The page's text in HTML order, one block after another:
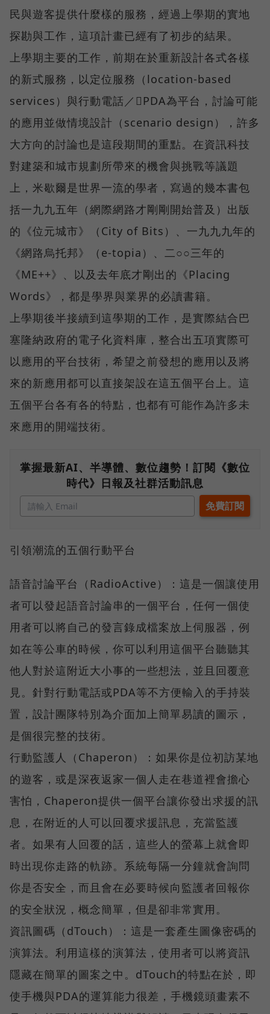
民與遊客提供什麼樣的服務，經過上學期的實地
探勘與工作，這項計畫已經有了初步的結果。
上學期主要的工作，前期在於重新設計各式各樣
的新式服務，以定位服務（location-based
services）與行動電話／PDA為平台，討論可能
的應用並做情境設計（scenario design），許多
大方向的討論也是這段期間的重點。在資訊科技
對建築和城市規劃所帶來的機會與挑戰等議題
上，米歇爾是世界一流的學者，寫過的幾本書包
括一九九五年（網際網路才剛剛開始普及）出版
的《位元城市》（City of Bits）、一九九九年的
《網路烏托邦》（e-topia）、二○○三年的
《ME++》、以及去年底才剛出的《Placing
Words》，都是學界與業界的必讀書籍。
上學期後半接續到這學期的工作，是實際結合巴
塞隆納政府的電子化資料庫，整合出五項實際可
以應用的平台技術，希望之前發想的應用以及將
來的新應用都可以直接架設在這五個平台上。這
五個平台各有各的特點，也都有可能作為許多未
來應用的開端技術。
掌握最新AI、半導體、數位趨勢！訂閱《數位
時代》日報及社群活動訊息
引領潮流的五個行動平台
語音討論平台（RadioActive）：這是一個讓使用
者可以發起語音討論串的一個平台，任何一個使
用者可以將自己的發言錄成檔案放上伺服器，例
如在等公車的時候，你可以利用這個平台聽聽其
他人對於這附近大小事的一些想法，並且回覆意
見。針對行動電話或PDA等不方便輸入的手持裝
置，設計團隊特別為介面加上簡單易讀的圖示，
是個很完整的技術。
行動監護人（Chaperon）：如果你是位初訪某地
的遊客，或是深夜返家一個人走在巷道裡會擔心
害怕，Chaperon提供一個平台讓你發出求援的訊
息，在附近的人可以回覆求援訊息，充當監護
者。如果有人回覆的話，這些人的螢幕上就會即
時出現你走路的軌跡。系統每隔一分鐘就會詢問
你是否安全，而且會在必要時候向監護者回報你
的安全狀況，概念簡單，但是卻非常實用。
資訊圖碼（dTouch）：這是一套產生圖像密碼的
演算法。利用這樣的演算法，使用者可以將資訊
隱藏在簡單的圖案之中。dTouch的特點在於，即
使手機與PDA的運算能力很差，手機鏡頭畫素不